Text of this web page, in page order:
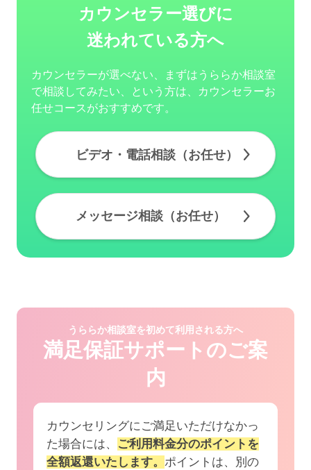
カウンセラー選びに
迷われている方へ
カウンセラーが選べない、まずはうららか相談室
で相談してみたい、という方は、カウンセラーお
任せコースがおすすめです。
ビデオ・電話相談（お任せ）
メッセージ相談（お任せ）
うららか相談室を初めて利用される方へ
満足保証サポートのご案
内
カウンセリングにご満足いただけなかっ
た場合には、
ご利用料金分のポイントを
全額返還いたします。 ポイントは、別の